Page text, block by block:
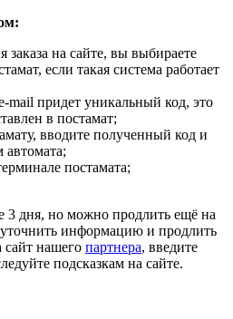
на сайте, вы выбираете
если такая система работает
mail придет уникальный код, это
в постамат;
вводите полученный код и
автомата;
постамата;
3 дня, но можно продлить ещё на
информацию и продлить
сайт нашего партнера, введите
подсказкам на сайте.